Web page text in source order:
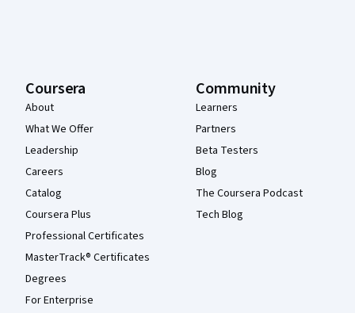
Coursera
About
What We Offer
Leadership
Careers
Catalog
Coursera Plus
Professional Certificates
MasterTrack® Certificates
Degrees
For Enterprise
Community
Learners
Partners
Beta Testers
Blog
The Coursera Podcast
Tech Blog